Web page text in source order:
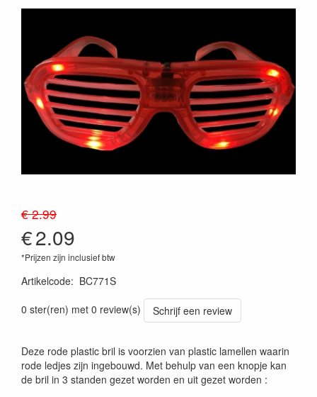
€ 2.99
€2.09
*Prijzen zijn inclusief btw
Artikelcode: BC771S
0 ster(ren) met 0 review(s)
Schrijf een review
Deze rode plastic bril is voorzien van plastic lamellen waarin
rode ledjes zijn ingebouwd. Met behulp van een knopje kan
de bril in 3 standen gezet worden en uit gezet worden :